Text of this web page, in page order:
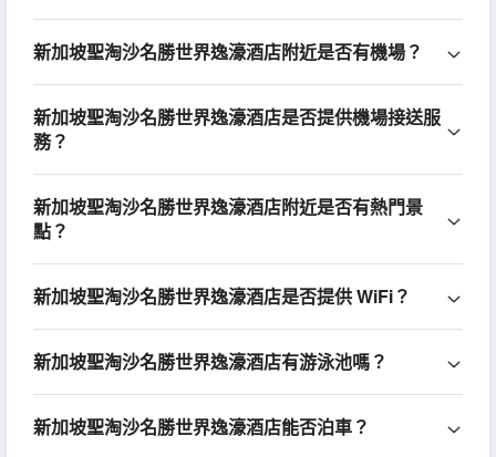
新加坡聖淘沙名勝世界逸濠酒店附近是否有機場？
新加坡聖淘沙名勝世界逸濠酒店是否提供機場接送服
務？
新加坡聖淘沙名勝世界逸濠酒店附近是否有熱門景
點？
新加坡聖淘沙名勝世界逸濠酒店是否提供 WiFi？
新加坡聖淘沙名勝世界逸濠酒店有游泳池嗎？
新加坡聖淘沙名勝世界逸濠酒店能否泊車？